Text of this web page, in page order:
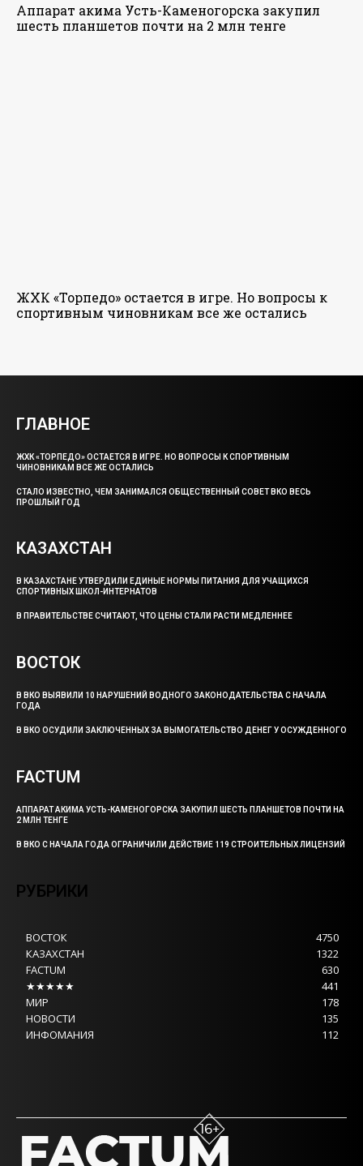
Аппарат акима Усть-Каменогорска закупил
шесть планшетов почти на 2 млн тенге
ЖХК «Торпедо» остается в игре. Но вопросы к
спортивным чиновникам все же остались
ГЛАВНОЕ
ЖХК «ТОРПЕДО» ОСТАЕТСЯ В ИГРЕ. НО ВОПРОСЫ К СПОРТИВНЫМ
ЧИНОВНИКАМ ВСЕ ЖЕ ОСТАЛИСЬ
СТАЛО ИЗВЕСТНО, ЧЕМ ЗАНИМАЛСЯ ОБЩЕСТВЕННЫЙ СОВЕТ ВКО ВЕСЬ
ПРОШЛЫЙ ГОД
КАЗАХСТАН
В КАЗАХСТАНЕ УТВЕРДИЛИ ЕДИНЫЕ НОРМЫ ПИТАНИЯ ДЛЯ УЧАЩИХСЯ
СПОРТИВНЫХ ШКОЛ-ИНТЕРНАТОВ
В ПРАВИТЕЛЬСТВЕ СЧИТАЮТ, ЧТО ЦЕНЫ СТАЛИ РАСТИ МЕДЛЕННЕЕ
ВОСТОК
В ВКО ВЫЯВИЛИ 10 НАРУШЕНИЙ ВОДНОГО ЗАКОНОДАТЕЛЬСТВА С НАЧАЛА
ГОДА
В ВКО ОСУДИЛИ ЗАКЛЮЧЕННЫХ ЗА ВЫМОГАТЕЛЬСТВО ДЕНЕГ У ОСУЖДЕННОГО
FACTUM
АППАРАТ АКИМА УСТЬ-КАМЕНОГОРСКА ЗАКУПИЛ ШЕСТЬ ПЛАНШЕТОВ ПОЧТИ НА
2 МЛН ТЕНГЕ
В ВКО С НАЧАЛА ГОДА ОГРАНИЧИЛИ ДЕЙСТВИЕ 119 СТРОИТЕЛЬНЫХ ЛИЦЕНЗИЙ
РУБРИКИ
ВОСТОК
4750
КАЗАХСТАН
1322
FACTUM
630
★★★★★
441
МИР
178
НОВОСТИ
135
ИНФОМАНИЯ
112